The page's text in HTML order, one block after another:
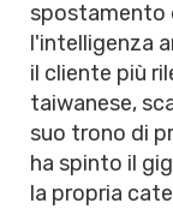
spostamento
l'intelligenza
il cliente più
taiwanese,
suo trono di
ha spinto il
la propria